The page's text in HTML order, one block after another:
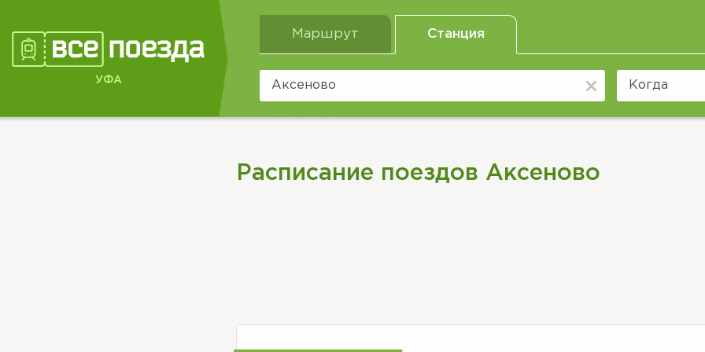
УФА
Маршрут Станция
Расписание поездов Аксеново